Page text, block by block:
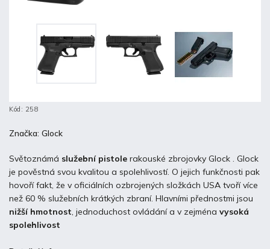
Kód: 258
Světoznámá služební pistole rakouské zbrojovky Glock . Glock
je pověstná svou kvalitou a spolehlivostí. O jejich funkčnosti pak
hovoří fakt, že v oficiálních ozbrojených složkách USA tvoří více
než 60 % služebních krátkých zbraní. Hlavními přednostmi jsou
nižší hmotnost , jednoduchost ovládání a v zejména vysoká
spolehlivost
Značka: Glock